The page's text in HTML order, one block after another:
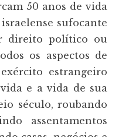
50 anos de vida
sufocante
direito político ou
os aspectos de
estrangeiro
e a vida de sua
século, roubando
assentamentos